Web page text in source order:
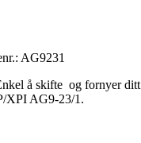
AG9231
å skifte og fornyer ditt
XPI AG9-23/1.